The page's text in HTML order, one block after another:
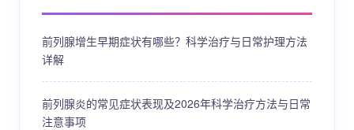
前列腺增生早期症状有哪些？科学治疗与日常护理方法
详解
前列腺炎的常见症状表现及2026年科学治疗方法与日常
注意事项